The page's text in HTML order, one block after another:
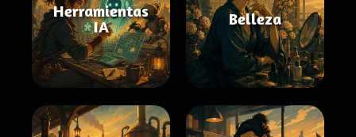
Herramientas
IA
Belleza